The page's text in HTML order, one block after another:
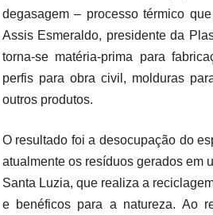
degasagem – processo térmico
Assis Esmeraldo, presidente da
torna-se matéria-prima para
perfis para obra civil, molduras
outros produtos.
O resultado foi a desocupação do
atualmente os resíduos gerados em
Santa Luzia, que realiza a
e benéficos para a natureza. Ao